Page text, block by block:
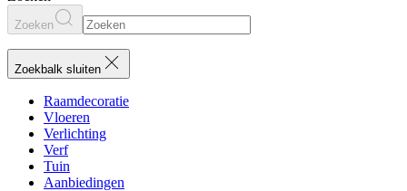
Zoeken
Zoekbalk sluiten
Raamdecoratie
Vloeren
Verlichting
Verf
Tuin
Aanbiedingen